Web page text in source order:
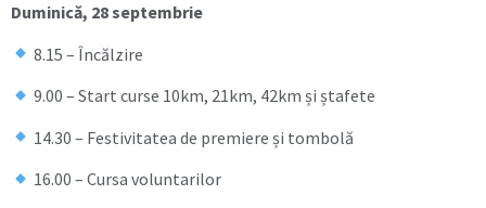
Duminică, 28 septembrie
8.15 – Încălzire
9.00 – Start curse 10km, 21km, 42km și ștafete
14.30 – Festivitatea de premiere și tombolă
16.00 – Cursa voluntarilor